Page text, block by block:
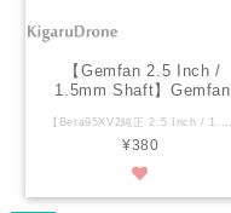
【Gemfan 2.5 Inch /
1.5mm Shaft】Gemfan
1.5mm Shaft Black /
Glay
¥380